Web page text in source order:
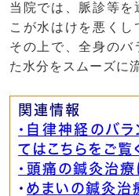
当院では、脈診等
こが水はけを悪くし
その上で、全身のバ
た水分をスムーズに
関連情報
・自律神経のバ
てはこちらをご覧
・頭痛の鍼灸治療
・ めまいの鍼灸治